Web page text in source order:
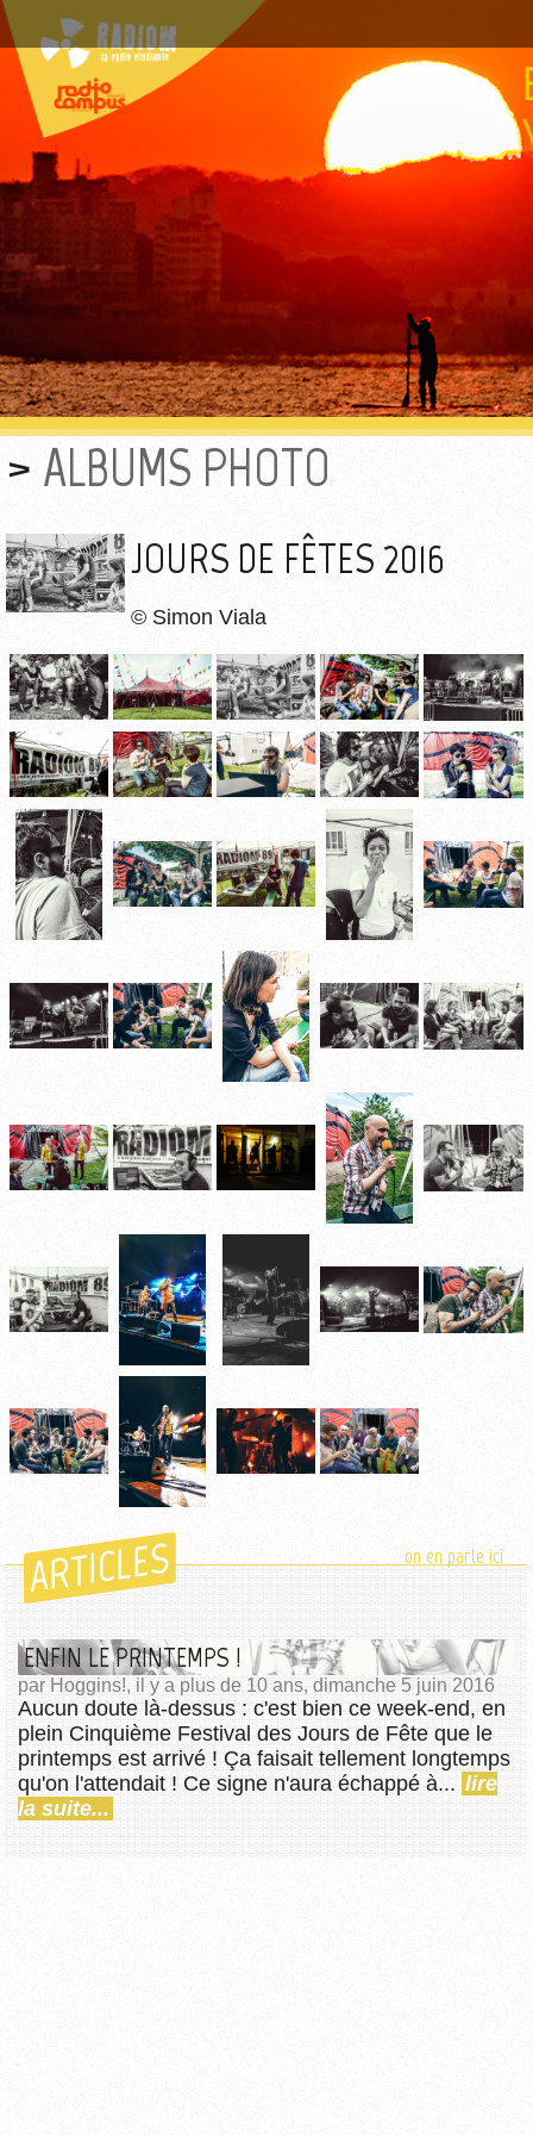
ALBUMS PHOTO
JOURS DE FÊTES 2016
© Simon Viala
ARTICLES on en parle ici
ENFIN LE PRINTEMPS !
par Hoggins!, il y a plus de 10 ans, dimanche 5 juin 2016
Aucun doute là-dessus : c'est bien ce week-end, en
plein Cinquième Festival des Jours de Fête que le
printemps est arrivé ! Ça faisait tellement longtemps
qu'on l'attendait ! Ce signe n'aura échappé à... lire
la suite...